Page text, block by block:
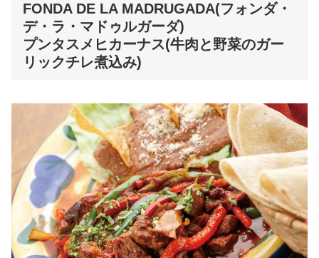
FONDA DE LA MADRUGADA(フォンダ・
デ・ラ・マドゥルガーダ)
プンタスメヒカーナス(牛肉と野菜のガー
リックチレ煮込み)